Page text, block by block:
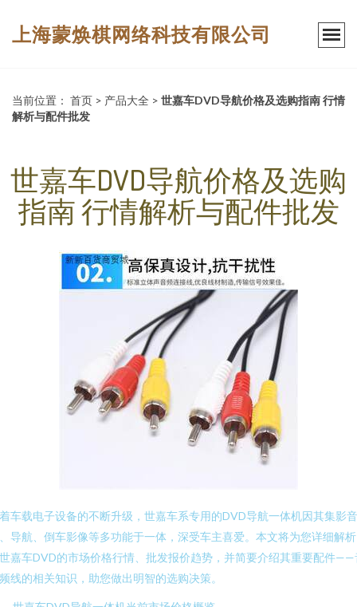
上海蒙焕棋网络科技有限公司
当前位置： 首页 > 产品大全 > 世嘉车DVD导航价格及选购指南 行情
解析与配件批发
世嘉车DVD导航价格及选购
指南 行情解析与配件批发
车载电子设备的不断升级，世嘉车系专用的DVD导航一体机因其集影
导航、倒车影像等多功能于一体，深受车主喜爱。本文将为您详细解
嘉车DVD的市场价格行情、批发报价趋势，并简要介绍其重要配件——
线的相关知识，助您做出明智的选购决策。